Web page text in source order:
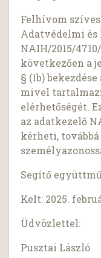
Felhívom
Adatvédelmi és
NAIH/2015/
következően a
§ (1b)
mivel
elérhetőségét.
az adatkezelő
kérheti,
Segítő
Kelt: 2025.
Üdvözlettel:
Pusztai László